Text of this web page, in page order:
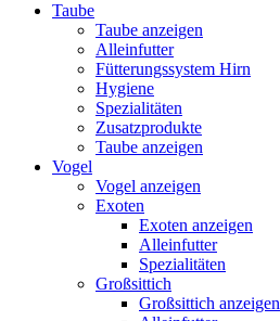
Taube
Taube anzeigen
Alleinfutter
Fütterungssystem Hirn
Hygiene
Spezialitäten
Zusatzprodukte
Taube anzeigen
Vogel
Vogel anzeigen
Exoten
Exoten anzeigen
Alleinfutter
Spezialitäten
Großsittich
Großsittich anzeigen